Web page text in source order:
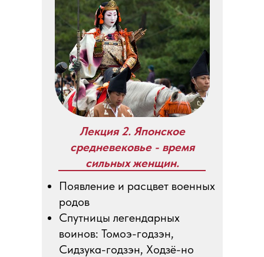
Лекция 2. Японское
средневековье - время
сильных женщин.
Появление и расцвет военных
родов
Спутницы легендарных
воинов: Томоэ-годзэн,
Сидзука-годзэн, Ходзё-но